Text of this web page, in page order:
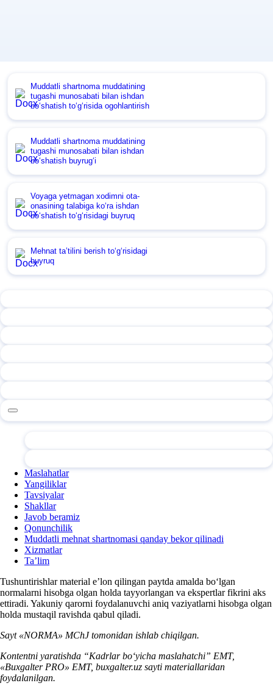
Muddatli shartnoma muddatining
tugashi munosabati bilan ishdan
boʻshatish toʻgʻrisida ogohlantirish
Muddatli shartnoma muddatining
tugashi munosabati bilan ishdan
boʻshatish buyrugʻi
Voyaga yetmagan хodimni ota-
onasining talabiga koʻra ishdan
boʻshatish toʻgʻrisidagi buyruq
Mehnat ta’tilini berish toʻgʻrisidagi
buyruq
Maslahatlar
Yangiliklar
Tavsiyalar
Shakllar
Javob beramiz
Qonunchilik
Muddatli mehnat shartnomasi qanday bekor qilinadi
Xizmatlar
Ta’lim
Tushuntirishlar material e’lon qilingan paytda amalda boʻlgan
normalarni hisobga olgan holda tayyorlangan va ekspertlar fikrini aks
ettiradi. Yakuniy qarorni foydalanuvchi aniq vaziyatlarni hisobga olgan
holda mustaqil ravishda qabul qiladi.
Sayt «NORMA» MChJ tomonidan ishlab chiqilgan.
Kontentni yaratishda “Kadrlar boʻyicha maslahatchi” EMT,
«Buxgalter PRO» EMT, buxgalter.uz sayti materiallaridan
foydalanilgan.